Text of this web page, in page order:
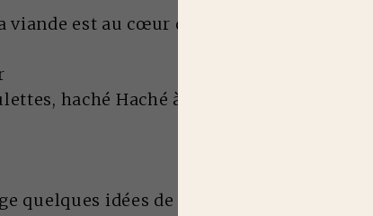
viande est au cœur de
haché Haché à la tomate ou aux
quelques idées de recettes pour cuisiner